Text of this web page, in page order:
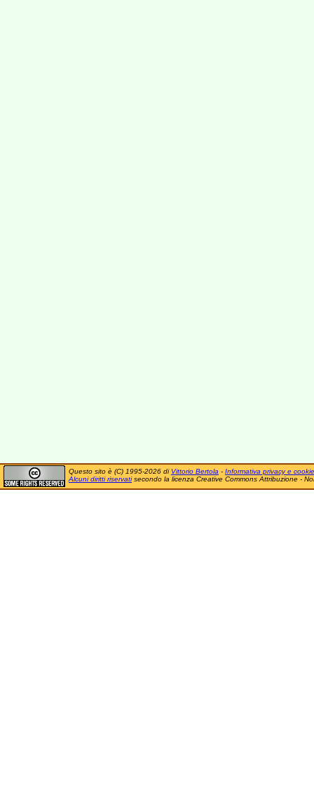
Questo sito è (C) 1995-2026 di Vittorio Bertola - Informativa privacy e cookie
Alcuni diritti riservatisecondo la licenza Creative Commons Attribuzione -